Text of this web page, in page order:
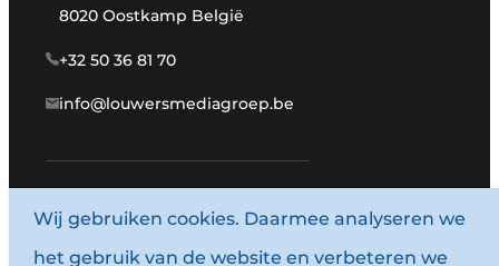
8020 Oostkamp België
+32 50 36 81 70
info@louwersmediagroep.be
www.louwersmediagroep.com
© 1987 - 2026 Louwersmediagroep.
Wij gebruiken cookies. Daarmee analyseren we
het gebruik van de website en verbeteren we